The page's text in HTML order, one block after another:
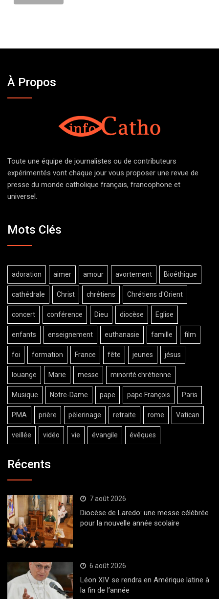
À Propos
Toute une équipe de journalistes ou de contributeurs
expérimentés vont chaque jour vous proposer une revue de
presse du monde catholique français, francophone et
universel.
Mots Clés
adoration aimer amour avortement Bioéthique
cathédrale Christ chrétiens Chrétiens d'Orient
concert conférence Dieu diocèse Eglise
enfants enseignement euthanasie famille film
foi formation France fête jeunes jésus
louange Marie messe minorité chrétienne
Musique Notre-Dame pape pape François Paris
PMA prière pèlerinage retraite rome Vatican
veillée vidéo vie évangile évêques
Récents
7 août 2026
Diocèse de Laredo: une messe célébrée
pour la nouvelle année scolaire
6 août 2026
Léon XIV se rendra en Amérique latine à
la fin de l’année